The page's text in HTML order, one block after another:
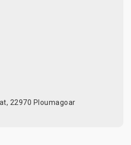
22970 Ploumagoar